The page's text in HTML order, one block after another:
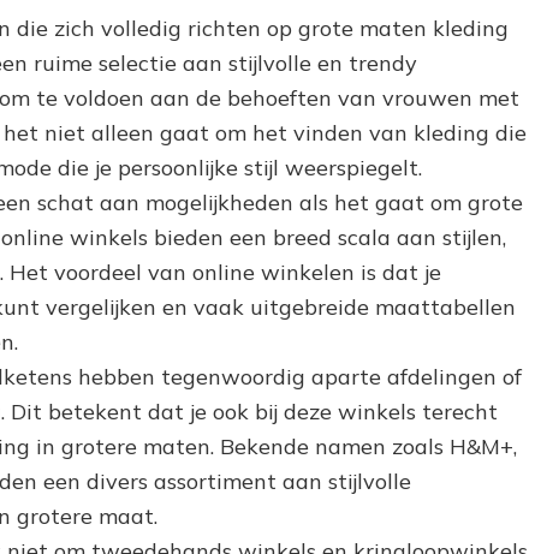
die zich volledig richten op grote maten kleding
ruime selectie aan stijlvolle en trendy
te voldoen aan de behoeften van vrouwen met
niet alleen gaat om het vinden van kleding die
die je persoonlijke stijl weerspiegelt.
schat aan mogelijkheden als het gaat om grote
winkels bieden een breed scala aan stijlen,
voordeel van online winkelen is dat je
vergelijken en vaak uitgebreide maattabellen
hebben tegenwoordig aparte afdelingen of
Dit betekent dat je ook bij deze winkels terecht
in grotere maten. Bekende namen zoals H&M+,
een divers assortiment aan stijlvolle
grotere maat.